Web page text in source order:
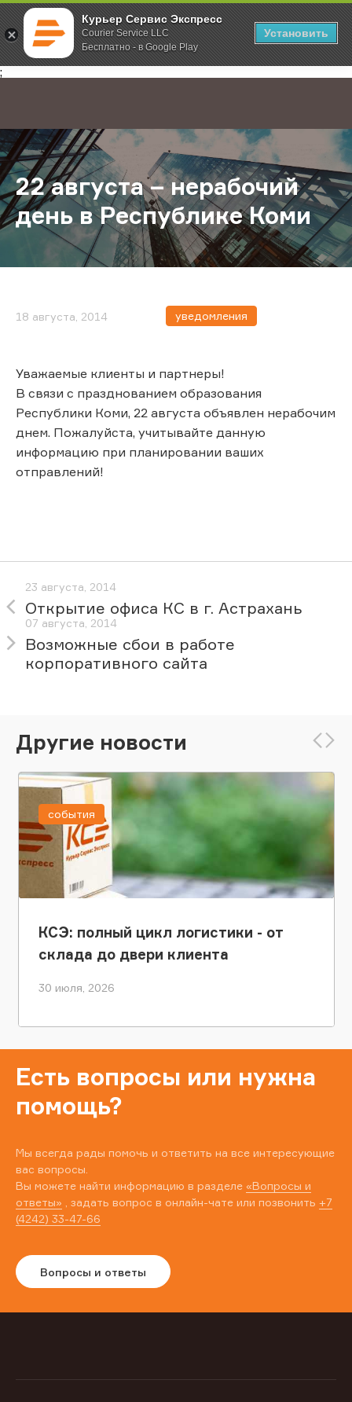
Курьер Сервис Экспресс
Courier Service LLC
Бесплатно - в Google Play
Установить
;
Главная О компании Новости 22 августа – нерабочий день в
22 августа – нерабочий
день в Республике Коми
18 августа, 2014 уведомления
Уважаемые клиенты и партнеры!
В связи с празднованием образования
Республики Коми, 22 августа объявлен нерабочим
днем. Пожалуйста, учитывайте данную
информацию при планировании ваших
отправлений!
23 августа, 2014
Открытие офиса КС в г. Астрахань
07 августа, 2014
Возможные сбои в работе
корпоративного сайта
Другие новости
КСЭ: полный цикл логистики - от
склада до двери клиента
30 июля, 2026
события
Есть вопросы или нужна
помощь?
Мы всегда рады помочь и ответить на все интересующие
вас вопросы.
Вы можете найти информацию в разделе «Вопросы и
ответы» , задать вопрос в онлайн-чате или позвонить +7
(4242) 33-47-66
Вопросы и ответы